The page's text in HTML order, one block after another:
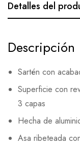
Detalles del
Descripción
Sartén con
Superficie con
3 capas
Hecha de
Asa ribeteada